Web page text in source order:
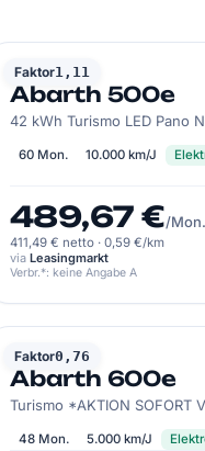
Faktor1,11
ABARTH
Abarth 500e
42 kWh Turismo LED Pano
60 Mon. 10.000 km/J
489,67 €/Mon.
411,49 € netto · 0,59 €/km
via Leasingmarkt
Verbr.*: keine Angabe A
Faktor0,76
ABARTH
Abarth 600e
Turismo *AKTION SOFORT
48 Mon. 5.000 km/J